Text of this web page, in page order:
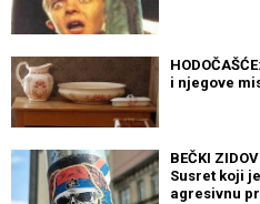
i njegove
BEČKI
Susret koji
agresivnu